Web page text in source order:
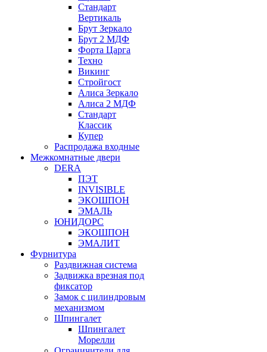
Стандарт
Вертикаль
Брут Зеркало
Брут 2 МДФ
Форта Царга
Техно
Викинг
Стройгост
Алиса Зеркало
Алиса 2 МДФ
Стандарт
Классик
Купер
Распродажа входные
Межкомнатные двери
DERA
ПЭТ
INVISIBLE
ЭКОШПОН
ЭМАЛЬ
ЮНИДОРС
ЭКОШПОН
ЭМАЛИТ
Фурнитура
Раздвижная система
Задвижка врезная под
фиксатор
Замок с цилиндровым
механизмом
Шпингалет
Шпингалет
Морелли